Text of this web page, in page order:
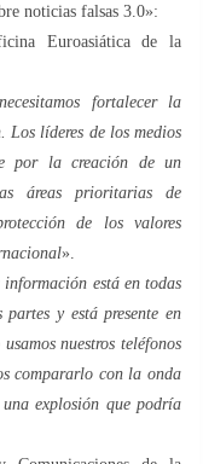
noticias falsas 3.0»:
Euroasiática de la
fortalecer la
Los líderes de los medios
por la creación de un
áreas prioritarias de
de los valores
».
información está en todas
y está presente en
nuestros teléfonos
compararlo con la onda
explosión que podría